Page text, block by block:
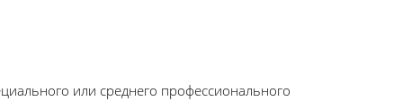
или среднего профессионального